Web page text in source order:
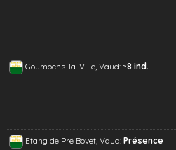
Goumoens-la-Ville, Vaud: ~8 ind.
Etang de Pré Bovet, Vaud: Présence